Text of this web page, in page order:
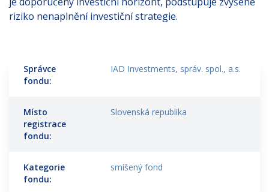
riziko nenaplnění investiční strategie.
Správce
fondu:
IAD Investments, správ. spol., a.s.
Místo
registrace
fondu:
Slovenská republika
Kategorie
fondu:
smíšený fond